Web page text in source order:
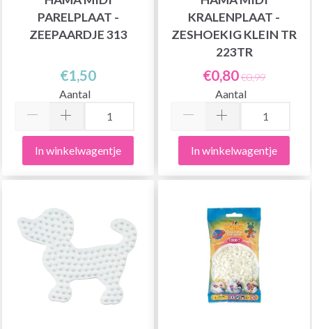
PARELPLAAT -
ZEEPAARDJE 313
€1,50
Aantal
In winkelwagentje
KRALENPLAAT -
ZESHOEKIG KLEIN TR
223TR
€0,80€0,99
Aantal
In winkelwagentje